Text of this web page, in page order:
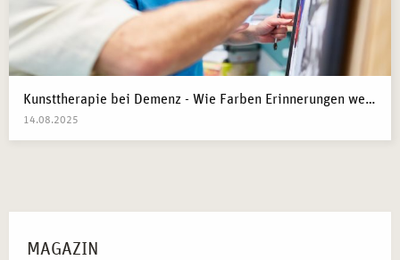
Kunsttherapie bei Demenz - Wie Farben Erinnerungen wecken
14.08.2025
MAGAZIN